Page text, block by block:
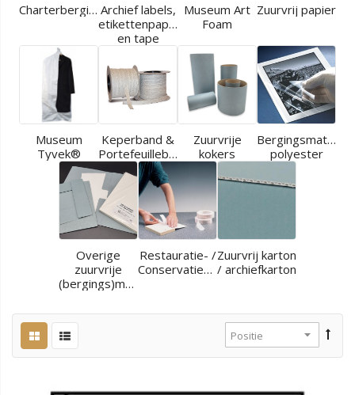
Charterbergingen Archief labels,
etikettenpapier
en tape
Museum Art
Foam
Zuurvrij papier
Museum
Tyvek®
Keperband &
Portefeuilleband
Zuurvrije
kokers
polyester
Overige
zuurvrije
(bergings)materialen
Restauratie- /
Conservatiematerialen
Zuurvrij karton
/ archiefkarton